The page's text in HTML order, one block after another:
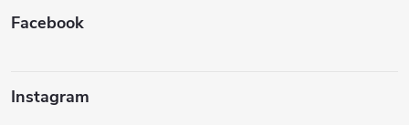
Facebook
Instagram